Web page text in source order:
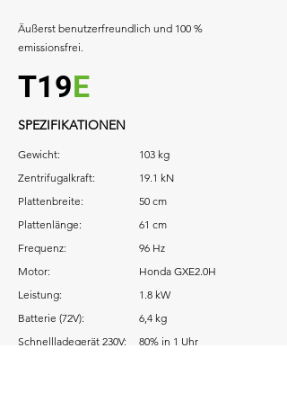
Äußerst benutzerfreundlich und 100 %
emissionsfrei.
T19E
SPEZIFIKATIONEN
Gewicht:
Zentrifugalkraft:
Plattenbreite:
Plattenlänge:
Frequenz:
Motor:
Leistung:
Batterie (72V):
Schnellladegerät 230V:
103 kg
19.1 kN
50 cm
61 cm
96 Hz
Honda GXE2.0H
1.8 kW
6,4 kg
80% in 1 Uhr